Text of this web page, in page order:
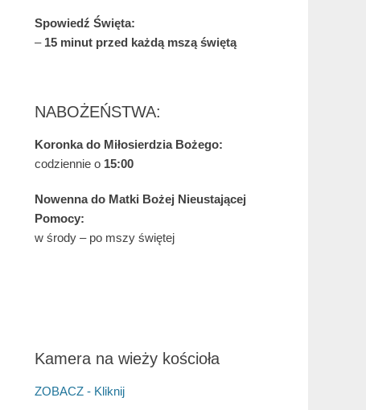
Spowiedź Święta:
– 15 minut przed każdą mszą świętą
NABOŻEŃSTWA:
Koronka do Miłosierdzia Bożego:
codziennie o 15:00
Nowenna do Matki Bożej Nieustającej
Pomocy:
w środy – po mszy świętej
Kamera na wieży kościoła
ZOBACZ - Kliknij